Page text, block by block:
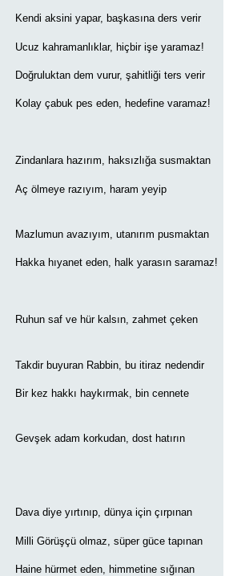
Kendi aksini yapar, başkasına ders verir
Ucuz kahramanlıklar, hiçbir işe yaramaz!
Doğruluktan dem vurur, şahitliği ters verir
Kolay çabuk pes eden, hedefine varamaz!
Zindanlara hazırım, haksızlığa susmaktan
Aç ölmeye razıyım, haram yeyip
Mazlumun avazıyım, utanırım pusmaktan
Hakka hıyanet eden, halk yarasın saramaz!
Ruhun saf ve hür kalsın, zahmet çeken
Takdir buyuran Rabbin, bu itiraz nedendir
Bir kez hakkı haykırmak, bin cennete
Gevşek adam korkudan, dost hatırın
Dava diye yırtınıp, dünya için çırpınan
Milli Görüşçü olmaz, süper güce tapınan
Haine hürmet eden, himmetine sığınan